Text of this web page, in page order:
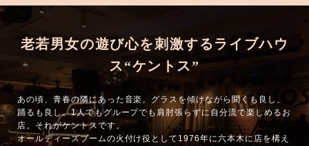
老若男女の遊び心を刺激するライブハウ
ス“ケントス”
あの頃、青春の隣にあった音楽。グラスを傾けながら聞くも良し、
踊るも良し。1人でもグループでも肩肘張らずに自分流で楽しめるお
店。それがケントスです。
オールディーズブームの火付け役として1976年に六本木に店を構え